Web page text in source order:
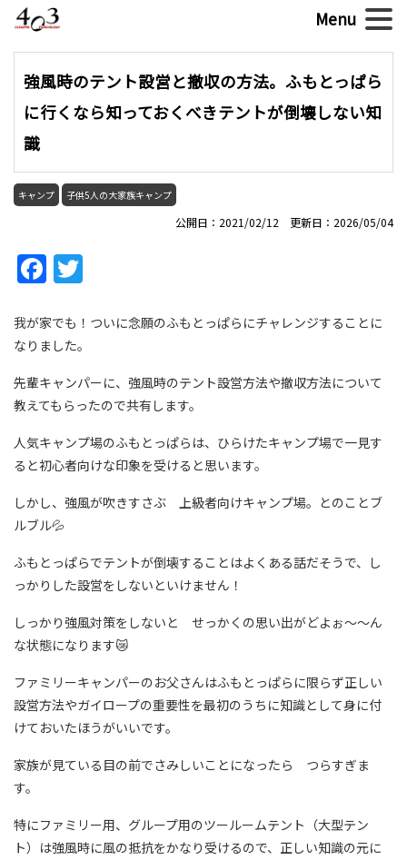
強風時のテント設営と撤収の方法。ふもとっぱら
に行くなら知っておくべきテントが倒壊しない知
識
キャンプ 子供5人の大家族キャンプ
公開日：2021/02/12 更新日：2026/05/04
Facebook
我が家でも！ついに念願のふもとっぱらにチャレンジすることに
なりました。
先輩キャンパーに、強風時のテント設営方法や撤収方法について
教えてもらったので共有します。
人気キャンプ場のふもとっぱらは、ひらけたキャンプ場で一見す
ると初心者向けな印象を受けると思います。
しかし、強風が吹きすさぶ 上級者向けキャンプ場。とのことブ
ルブル💦
ふもとっぱらでテントが倒壊することはよくある話だそうで、し
っかりした設営をしないといけません！
しっかり強風対策をしないと せっかくの思い出がどよぉ～～ん
な状態になります😿
ファミリーキャンパーのお父さんはふもとっぱらに限らず正しい
設営方法やガイロープの重要性を最初のうちに知識として身に付
けておいたほうがいいです。
家族が見ている目の前でさみしいことになったら つらすぎま
す。
特にファミリー用、グループ用のツールームテント（大型テン
ト）は強風時に風の抵抗をかなり受けるので、正しい知識の元に